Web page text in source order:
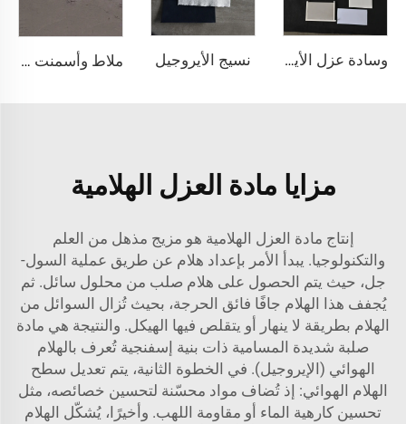
وسادة عزل الأيروجيل نسيج الأيروجيل ملاط وأسمنت الأيروجيل
مزايا مادة العزل الهلامية
إنتاج مادة العزل الهلامية هو مزيج مذهل من العلم
والتكنولوجيا. يبدأ الأمر بإعداد هلام عن طريق عملية السول-
جل، حيث يتم الحصول على هلام صلب من محلول سائل. ثم
يُجفف هذا الهلام جافًا فائق الحرجة، بحيث تُزال السوائل من
الهلام بطريقة لا ينهار أو يتقلص فيها الهيكل. والنتيجة هي مادة
صلبة شديدة المسامية ذات بنية إسفنجية تُعرف بالهلام
الهوائي (الإيروجيل). في الخطوة الثانية، يتم تعديل سطح
الهلام الهوائي: إذ تُضاف مواد محسّنة لتحسين خصائصه، مثل
تحسين كارهية الماء أو مقاومة اللهب. وأخيرًا، يُشكّل الهلام